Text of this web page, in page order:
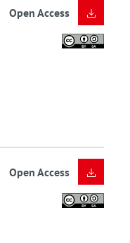
Open Access
Open Access